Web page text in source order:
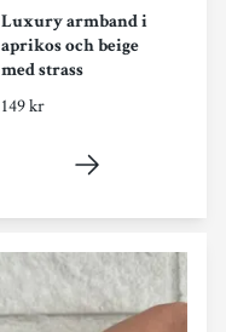
Luxury armband i
aprikos och beige
med strass
149 kr